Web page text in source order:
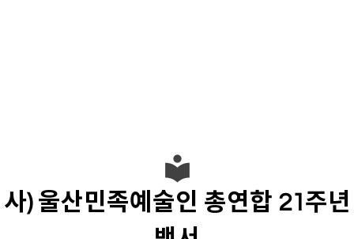
local_library
사) 울산민족예술인 총연합 21주년